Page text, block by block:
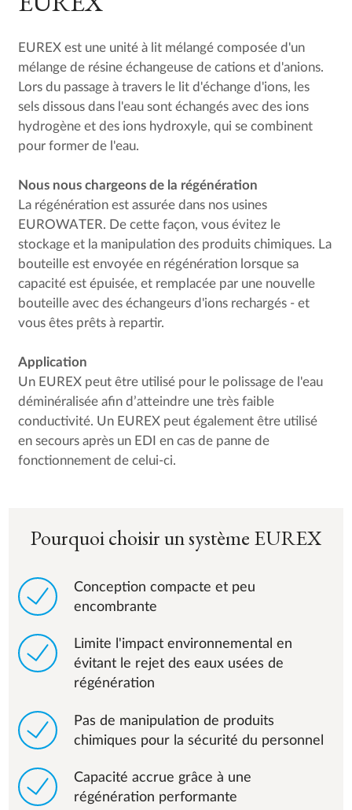
EUREX est une unité à lit mélangé composée d'un
mélange de résine échangeuse de cations et d'anions.
Lors du passage à travers le lit d'échange d'ions, les
sels dissous dans l'eau sont échangés avec des ions
hydrogène et des ions hydroxyle, qui se combinent
pour former de l'eau.
Nous nous chargeons de la régénération
La régénération est assurée dans nos usines
EUROWATER. De cette façon, vous évitez le
stockage et la manipulation des produits chimiques. La
bouteille est envoyée en régénération lorsque sa
capacité est épuisée, et remplacée par une nouvelle
bouteille avec des échangeurs d'ions rechargés - et
vous êtes prêts à repartir.
Application
Un EUREX peut être utilisé pour le polissage de l'eau
déminéralisée afin d’atteindre une très faible
conductivité. Un EUREX peut également être utilisé
en secours après un EDI en cas de panne de
fonctionnement de celui-ci.
Pourquoi choisir un système EUREX
Conception compacte et peu
encombrante
Limite l'impact environnemental en
évitant le rejet des eaux usées de
régénération
Pas de manipulation de produits
chimiques pour la sécurité du personnel
Capacité accrue grâce à une
régénération performante